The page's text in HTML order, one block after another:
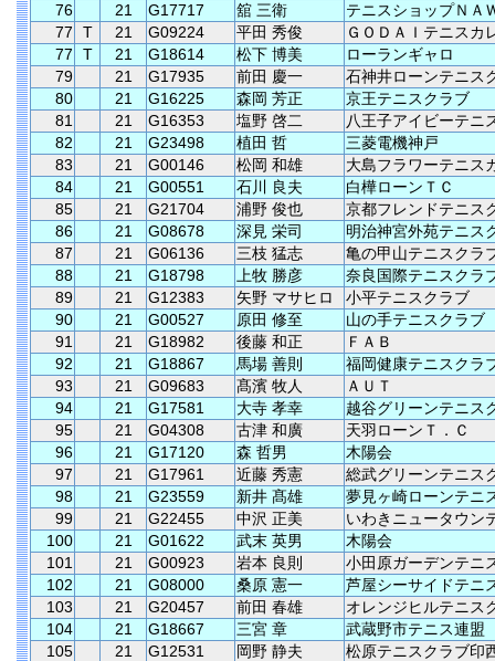
76
21 G17717 舘 三衛
テニスショップＮＡ
77
T 21 G09224 平田 秀俊
ＧＯＤＡＩテニスカ
77
T 21 G18614 松下 博美
ローランギャロ
79
21 G17935 前田 慶一
石神井ローンテニス
80
21 G16225 森岡 芳正
京王テニスクラブ
81
21 G16353 塩野 啓二
八王子アイビーテニ
82
21 G23498 植田 哲
三菱電機神戸
83
21 G00146 松岡 和雄
大島フラワーテニス
84
21 G00551 石川 良夫
白樺ローンＴＣ
85
21 G21704 浦野 俊也
京都フレンドテニス
86
21 G08678 深見 栄司
明治神宮外苑テニス
87
21 G06136 三枝 猛志
亀の甲山テニスクラ
88
21 G18798 上牧 勝彦
奈良国際テニスクラ
89
21 G12383 矢野 マサヒロ
小平テニスクラブ
90
21 G00527 原田 修至
山の手テニスクラブ
91
21 G18982 後藤 和正
ＦＡＢ
92
21 G18867 馬場 善則
福岡健康テニスクラ
93
21 G09683 髙濱 牧人
ＡＵＴ
94
21 G17581 大寺 孝幸
越谷グリーンテニス
95
21 G04308 古津 和廣
天羽ローンＴ．Ｃ
96
21 G17120 森 哲男
木陽会
97
21 G17961 近藤 秀憲
総武グリーンテニス
98
21 G23559 新井 髙雄
夢見ヶ崎ローンテニ
99
21 G22455 中沢 正美
いわきニュータウン
100
21 G01622 武末 英男
木陽会
101
21 G00923 岩本 良則
小田原ガーデンテニ
102
21 G08000 桑原 憲一
芦屋シーサイドテニ
103
21 G20457 前田 春雄
オレンジヒルテニス
104
21 G18667 三宮 章
武蔵野市テニス連盟
105
21 G12531 岡野 静夫
松原テニスクラブ印